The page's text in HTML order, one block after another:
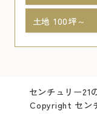
土地 100坪～
センチュリー21
Copyright セン